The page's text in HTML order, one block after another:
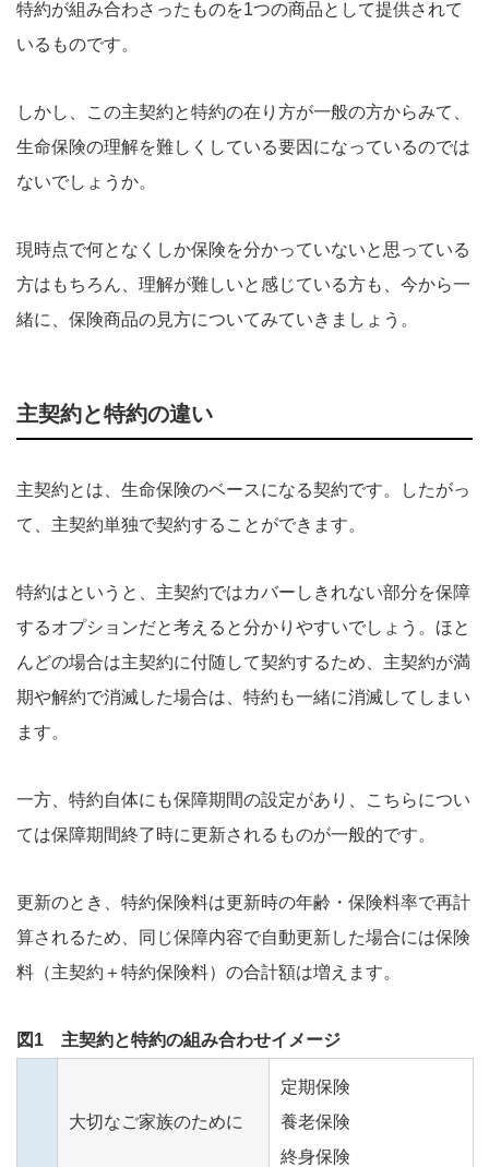
特約が組み合わさったものを1つの商品として提供されて
いるものです。
しかし、この主契約と特約の在り方が一般の方からみて、
生命保険の理解を難しくしている要因になっているのでは
ないでしょうか。
現時点で何となくしか保険を分かっていないと思っている
方はもちろん、理解が難しいと感じている方も、今から一
緒に、保険商品の見方についてみていきましょう。
主契約と特約の違い
主契約とは、生命保険のベースになる契約です。したがっ
て、主契約単独で契約することができます。
特約はというと、主契約ではカバーしきれない部分を保障
するオプションだと考えると分かりやすいでしょう。ほと
んどの場合は主契約に付随して契約するため、主契約が満
期や解約で消滅した場合は、特約も一緒に消滅してしまい
ます。
一方、特約自体にも保障期間の設定があり、こちらについ
ては保障期間終了時に更新されるものが一般的です。
更新のとき、特約保険料は更新時の年齢・保険料率で再計
算されるため、同じ保障内容で自動更新した場合には保険
料（主契約＋特約保険料）の合計額は増えます。
図1 主契約と特約の組み合わせイメージ
大切なご家族のために
定期保険
養老保険
終身保険